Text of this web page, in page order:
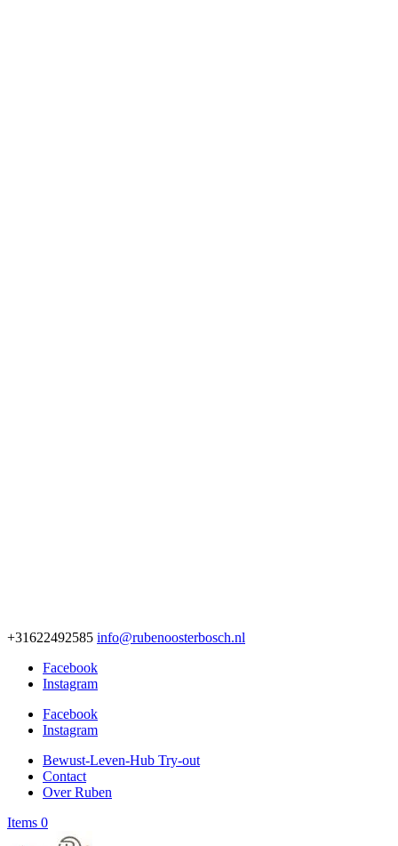
+31622492585 info@rubenoosterbosch.nl
Facebook
Instagram
Facebook
Instagram
Bewust-Leven-Hub Try-out
Contact
Over Ruben
Items 0